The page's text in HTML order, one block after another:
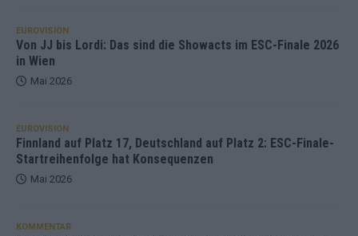
EUROVISION
Von JJ bis Lordi: Das sind die Showacts im ESC-Finale 2026
in Wien
Mai 2026
EUROVISION
Finnland auf Platz 17, Deutschland auf Platz 2: ESC-Finale-
Startreihenfolge hat Konsequenzen
Mai 2026
KOMMENTAR